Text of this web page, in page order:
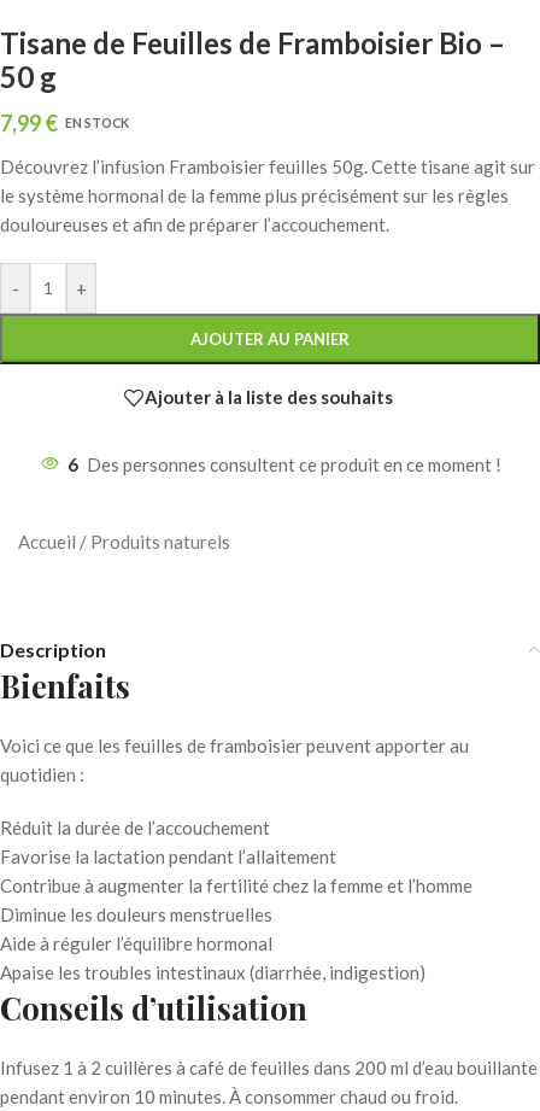
Tisane de Feuilles de Framboisier Bio –
50 g
7,99€ EN STOCK
Découvrez l’infusion Framboisier feuilles 50g. Cette tisane agit sur
le système hormonal de la femme plus précisément sur les règles
douloureuses et afin de préparer l’accouchement.
- +
AJOUTER AU PANIER
Ajouter à la liste des souhaits
6 Des personnes consultent ce produit en ce moment !
Accueil / Produits naturels
Description
Bienfaits
Voici ce que les feuilles de framboisier peuvent apporter au
quotidien :
Réduit la durée de l’accouchement
Favorise la lactation pendant l’allaitement
Contribue à augmenter la fertilité chez la femme et l’homme
Diminue les douleurs menstruelles
Aide à réguler l’équilibre hormonal
Apaise les troubles intestinaux (diarrhée, indigestion)
Conseils d’utilisation
Infusez 1 à 2 cuillères à café de feuilles dans 200 ml d’eau bouillante
pendant environ 10 minutes. À consommer chaud ou froid.